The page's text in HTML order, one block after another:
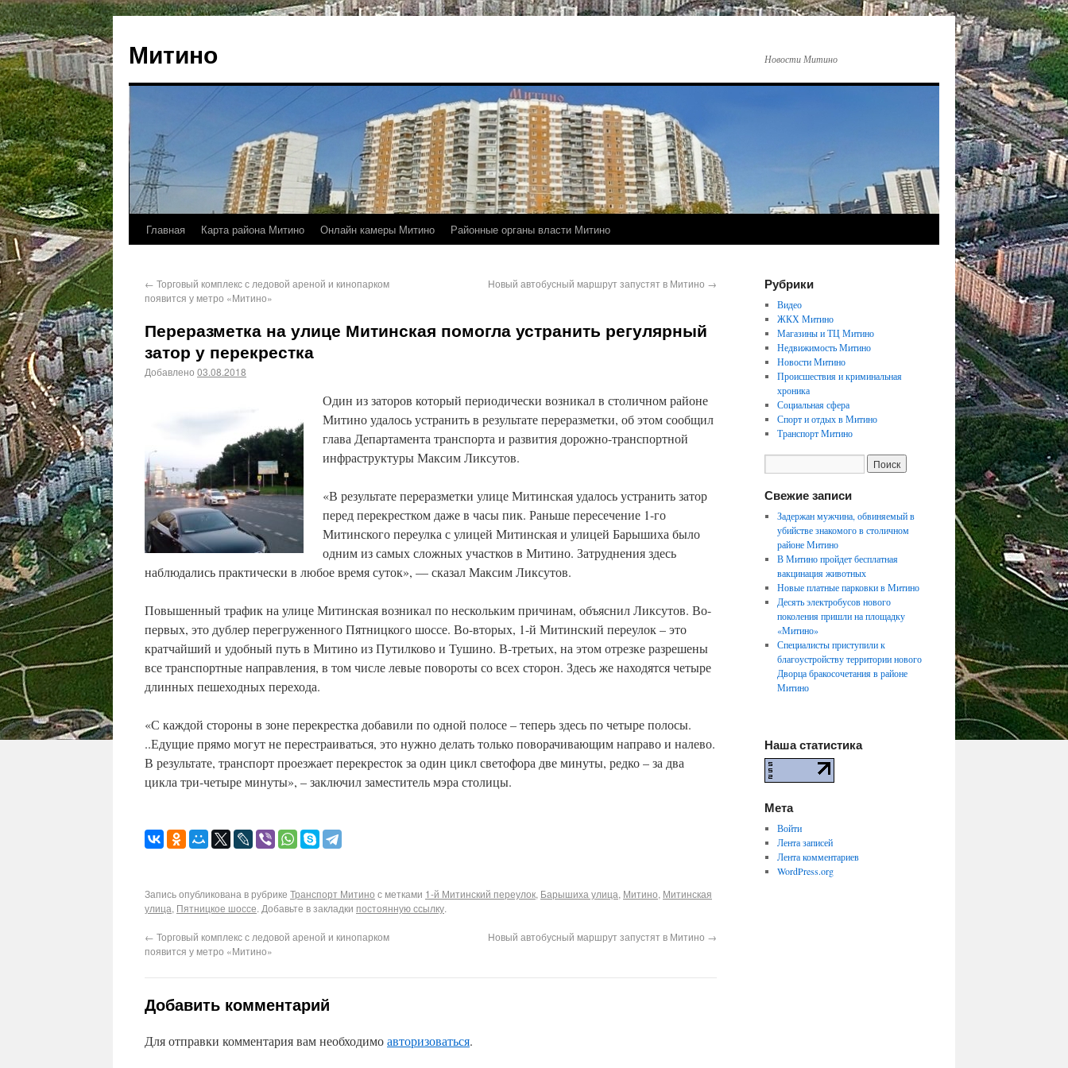
Митино Новости Митино
Главная Карта района Митино Онлайн камеры Митино Районные органы власти Митино
← Торговый комплекс с ледовой ареной и кинопарком
появится у метро «Митино»
Новый автобусный маршрут запустят в Митино →
Переразметка на улице Митинская помогла устранить регулярный
затор у перекрестка
Добавлено 03.08.2018
Один из заторов который периодически возникал в столичном районе
Митино удалось устранить в результате переразметки, об этом сообщил
глава Департамента транспорта и развития дорожно-транспортной
инфраструктуры Максим Ликсутов.
«В результате переразметки улице Митинская удалось устранить затор
перед перекрестком даже в часы пик. Раньше пересечение 1-го
Митинского переулка с улицей Митинская и улицей Барышиха было
одним из самых сложных участков в Митино. Затруднения здесь
наблюдались практически в любое время суток», — сказал Максим Ликсутов.
Повышенный трафик на улице Митинская возникал по нескольким причинам, объяснил Ликсутов. Во-
первых, это дублер перегруженного Пятницкого шоссе. Во-вторых, 1-й Митинский переулок – это
кратчайший и удобный путь в Митино из Путилково и Тушино. В-третьих, на этом отрезке разрешены
все транспортные направления, в том числе левые повороты со всех сторон. Здесь же находятся четыре
длинных пешеходных перехода.
«С каждой стороны в зоне перекрестка добавили по одной полосе – теперь здесь по четыре полосы.
..Едущие прямо могут не перестраиваться, это нужно делать только поворачивающим направо и налево.
В результате, транспорт проезжает перекресток за один цикл светофора две минуты, редко – за два
цикла три-четыре минуты», – заключил заместитель мэра столицы.
Запись опубликована в рубрике Транспорт Митино с метками 1-й Митинский переулок, Барышиха улица, Митино, Митинская
улица, Пятницкое шоссе. Добавьте в закладки постоянную ссылку.
← Торговый комплекс с ледовой ареной и кинопарком
появится у метро «Митино»
Новый автобусный маршрут запустят в Митино →
Добавить комментарий
Для отправки комментария вам необходимоавторизоваться.
Рубрики
Видео
ЖКХ Митино
Магазины и ТЦ Митино
Недвижимость Митино
Новости Митино
Происшествия и криминальная
хроника
Социальная сфера
Спорт и отдых в Митино
Транспорт Митино
Свежие записи
Задержан мужчина, обвиняемый в
убийстве знакомого в столичном
районе Митино
В Митино пройдет бесплатная
вакцинация животных
Новые платные парковки в Митино
Десять электробусов нового
поколения пришли на площадку
«Митино»
Специалисты приступили к
благоустройству территории нового
Дворца бракосочетания в районе
Митино
Наша статистика
Мета
Войти
Лента записей
Лента комментариев
WordPress.org